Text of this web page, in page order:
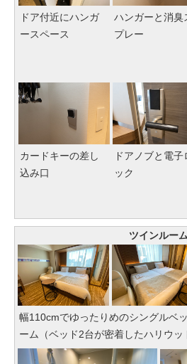
ドア付近にハンガ
ースペース
ハンガーと消臭
プレー
カードキーの差し
込み口
ドアノブと電子
ック
ツインルーム
幅110cmでゆったりめのシングルベ
ーム（ベッド2台が密着したハリウッ